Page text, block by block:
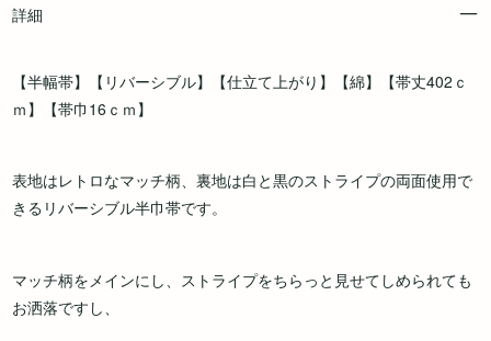
詳細
【半幅帯】【リバーシブル】【仕立て上がり】【綿】【帯丈402ｃ
ｍ】【帯巾16ｃｍ】
表地はレトロなマッチ柄、裏地は白と黒のストライプの両面使用で
きるリバーシブル半巾帯です。
マッチ柄をメインにし、ストライプをちらっと見せてしめられても
お洒落ですし、